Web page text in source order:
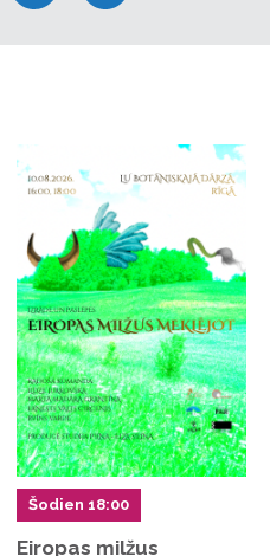
Šodien 18:00
Eiropas milžus